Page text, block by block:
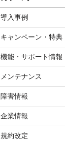
導入事例
キャンペーン・特典
機能・サポート情報
メンテナンス
障害情報
企業情報
規約改定